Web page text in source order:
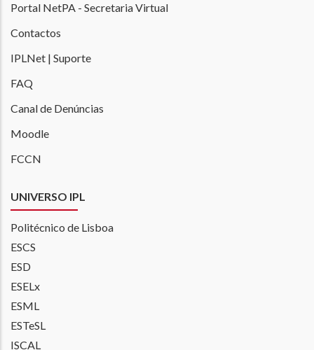
Portal NetPA - Secretaria Virtual
Contactos
IPLNet | Suporte
FAQ
Canal de Denúncias
Moodle
FCCN
UNIVERSO IPL
Politécnico de Lisboa
ESCS
ESD
ESELx
ESML
ESTeSL
ISCAL